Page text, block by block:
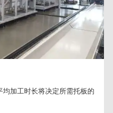
加工时长将决定所需托板的